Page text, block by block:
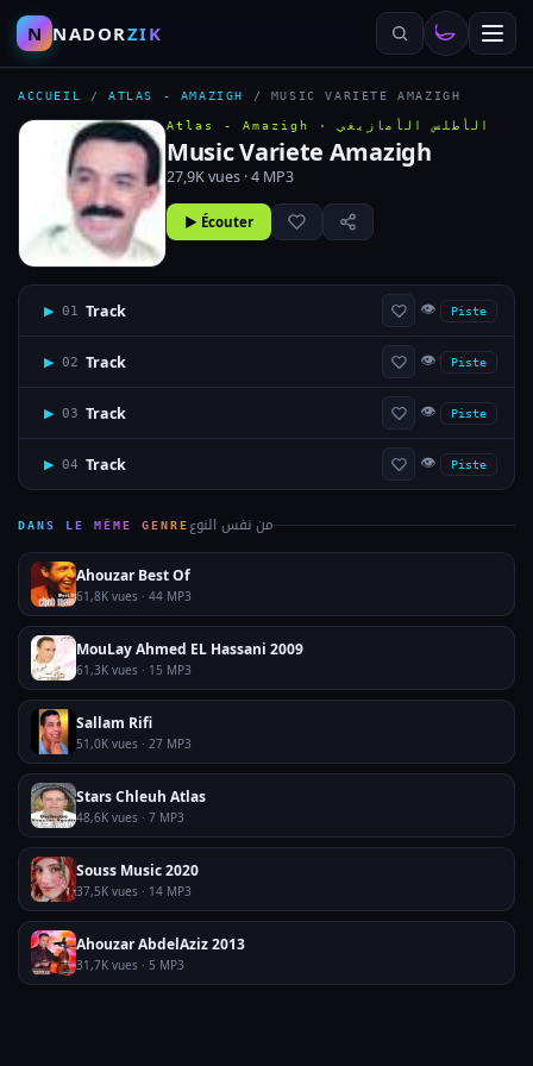
N NADORZIK
ACCUEIL /ATLAS - AMAZIGH / MUSIC VARIETE AMAZIGH
Atlas - Amazigh · الأطلس الأمازيغي
Music Variete Amazigh
27,9K vues · 4 MP3
▶ Écouter
▶ 01 Track 👁 Piste
▶ 02 Track 👁 Piste
▶ 03 Track 👁 Piste
▶ 04 Track 👁 Piste
DANS LE MÊME GENRE من نفس النوع
Ahouzar Best Of
61,8K vues · 44 MP3
MouLay Ahmed EL Hassani 2009
61,3K vues · 15 MP3
Sallam Rifi
51,0K vues · 27 MP3
Stars Chleuh Atlas
48,6K vues · 7 MP3
Souss Music 2020
37,5K vues · 14 MP3
Ahouzar AbdelAziz 2013
31,7K vues · 5 MP3